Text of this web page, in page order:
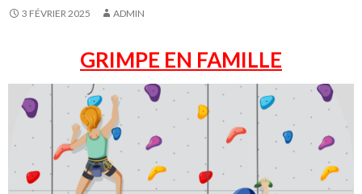
3 FÉVRIER 2025 ADMIN
GRIMPE EN FAMILLE